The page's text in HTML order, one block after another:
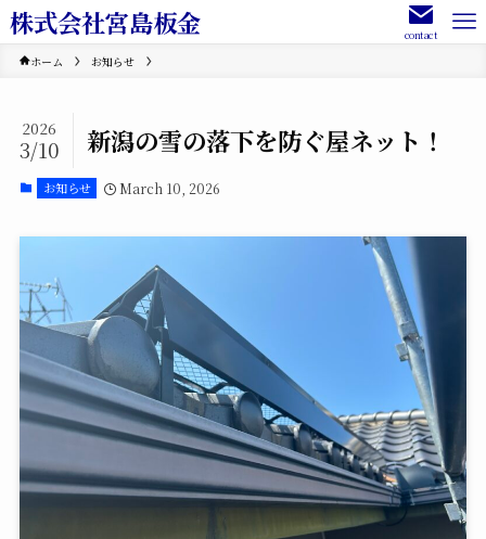
株式会社宮島板金 contact
ホーム お知らせ
新潟の雪の落下を防ぐ屋ネット！
2026
3/10
お知らせ March 10, 2026